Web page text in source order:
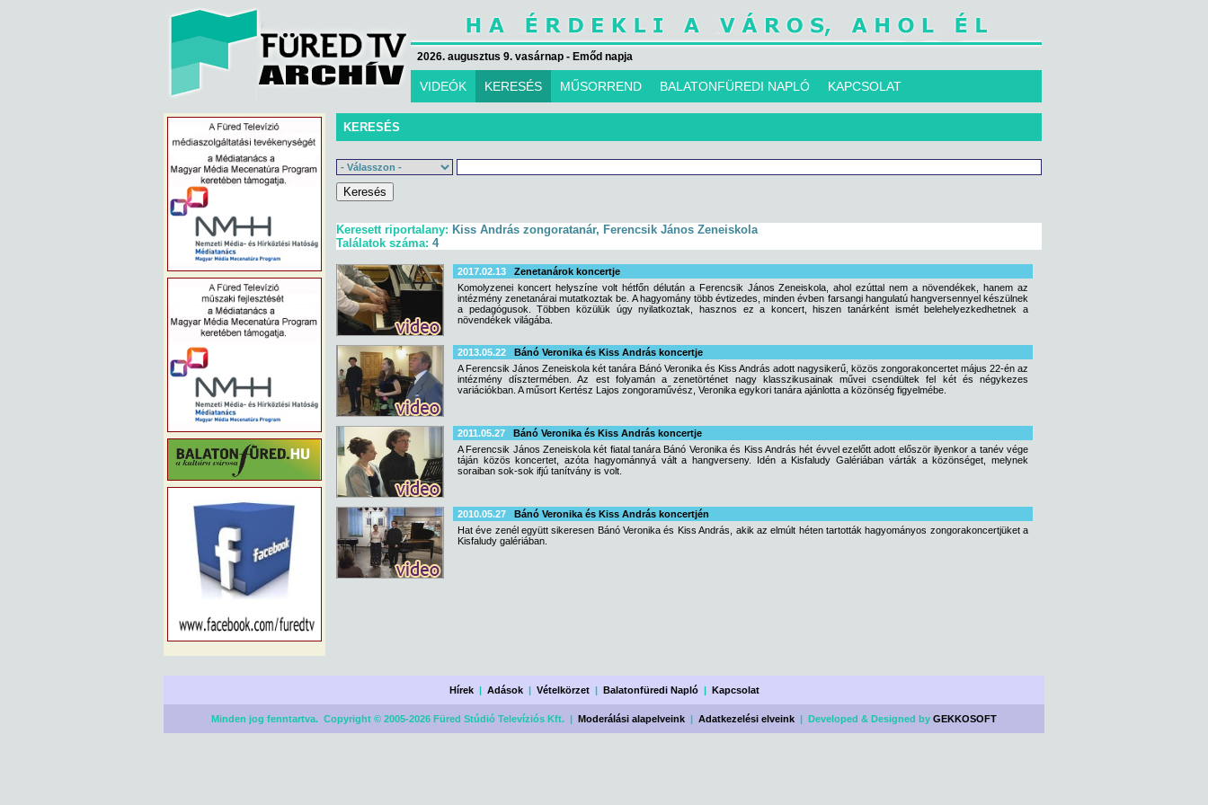
2026. augusztus 9. vasárnap - Emőd napja
VIDEÓK KERESÉS MŰSORREND BALATONFÜREDI NAPLÓ KAPCSOLAT
KERESÉS
Keresett riportalany: Kiss András zongoratanár, Ferencsik János Zeneiskola
Találatok száma: 4
2017.02.13
Zenetanárok koncertje
Komolyzenei koncert helyszíne volt hétfőn délután a Ferencsik János Zeneiskola, ahol ezúttal nem a növendékek, hanem az
intézmény zenetanárai mutatkoztak be. A hagyomány több évtizedes, minden évben farsangi hangulatú hangversennyel készülnek
a pedagógusok. Többen közülük úgy nyilatkoztak, hasznos ez a koncert, hiszen tanárként ismét belehelyezkedhetnek a
növendékek világába.
2013.05.22
Bánó Veronika és Kiss András koncertje
A Ferencsik János Zeneiskola két tanára Bánó Veronika és Kiss András adott nagysikerű, közös zongorakoncertet május 22-én az
intézmény dísztermében. Az est folyamán a zenetörténet nagy klasszikusainak művei csendültek fel két és négykezes
variációkban. A műsort Kertész Lajos zongoraművész, Veronika egykori tanára ajánlotta a közönség figyelmébe.
2011.05.27
Bánó Veronika és Kiss András koncertje
A Ferencsik János Zeneiskola két fiatal tanára Bánó Veronika és Kiss András hét évvel ezelőtt adott először ilyenkor a tanév vége
táján közös koncertet, azóta hagyománnyá vált a hangverseny. Idén a Kisfaludy Galériában várták a közönséget, melynek
soraiban sok-sok ifjú tanítvány is volt.
2010.05.27
Bánó Veronika és Kiss András koncertjén
Hat éve zenél együtt sikeresen Bánó Veronika és Kiss András, akik az elmúlt héten tartották hagyományos zongorakoncertjüket a
Kisfaludy galériában.
Hírek| Adások| Vételkörzet| Balatonfüredi Napló| Kapcsolat
Minden jog fenntartva. Copyright © 2005-2026 Füred Stúdió Televíziós Kft. | Moderálási alapelveink | Adatkezelési elveink | Developed & Designed by GEKKOSOFT